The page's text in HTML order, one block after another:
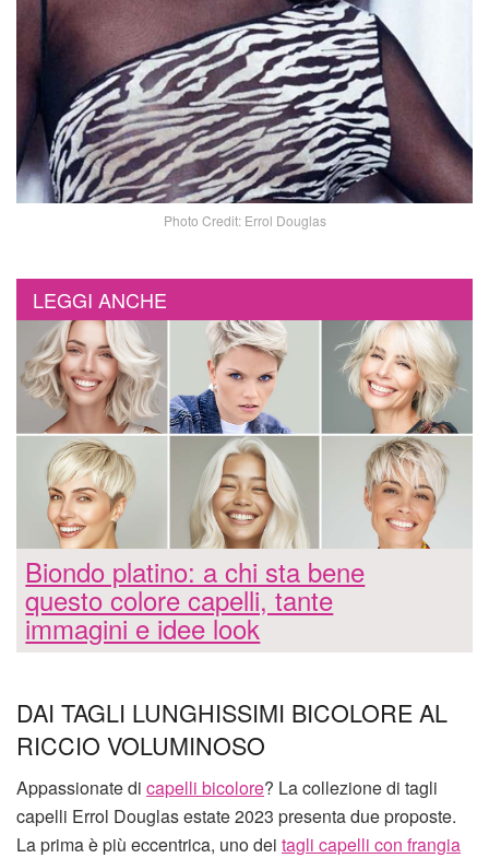
Photo Credit: Errol Douglas
LEGGI ANCHE
Biondo platino: a chi sta bene
questo colore capelli, tante
immagini e idee look
DAI TAGLI LUNGHISSIMI BICOLORE AL
RICCIO VOLUMINOSO
Appassionate di capelli bicolore? La collezione di tagli
capelli Errol Douglas estate 2023 presenta due proposte.
La prima è più eccentrica, uno dei tagli capelli con frangia